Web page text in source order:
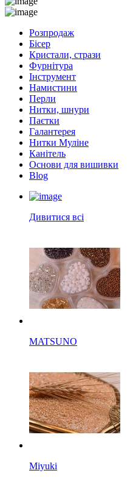
Розпродаж
Бісер
Кристали, стрази
Фурнітура
Інструмент
Намистини
Перли
Нитки, шнури
Паєтки
Галантерея
Нитки Муліне
Канітель
Основи для вишивки
Blog
Дивитися всі
MATSUNO
Miyuki